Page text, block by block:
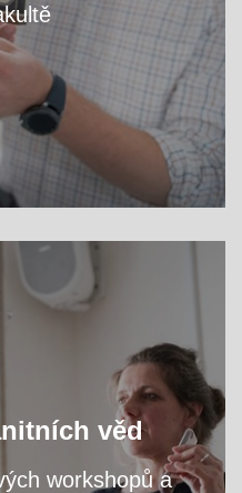
věd
workshopů a
filozofie a navštivte
našich odborníků.